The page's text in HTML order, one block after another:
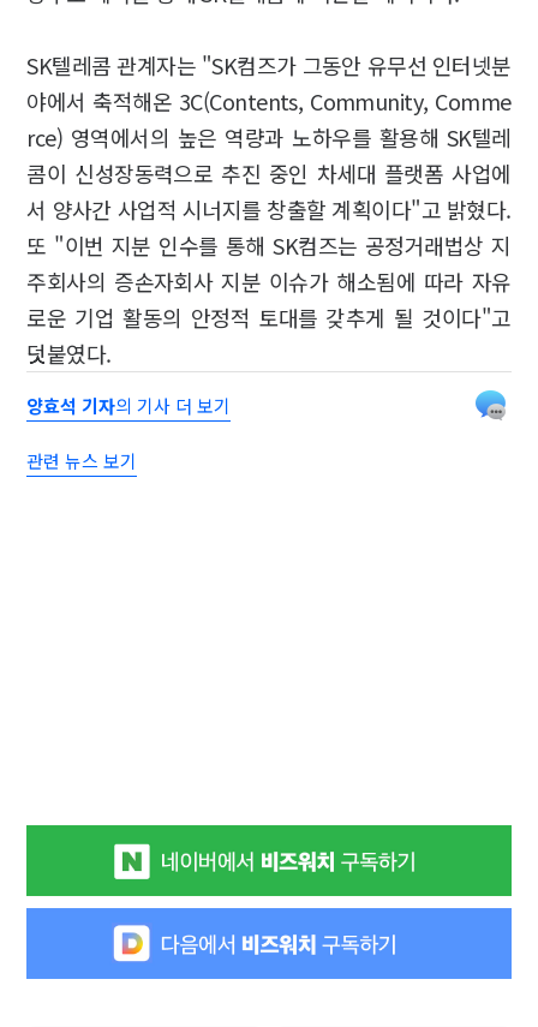
SK텔레콤 관계자는 "SK컴즈가 그동안 유무선 인터넷분
야에서 축적해온 3C(Contents, Community, Comme
rce) 영역에서의 높은 역량과 노하우를 활용해 SK텔레
콤이 신성장동력으로 추진 중인 차세대 플랫폼 사업에
서 양사간 사업적 시너지를 창출할 계획이다"고 밝혔다.
또 "이번 지분 인수를 통해 SK컴즈는 공정거래법상 지
주회사의 증손자회사 지분 이슈가 해소됨에 따라 자유
로운 기업 활동의 안정적 토대를 갖추게 될 것이다"고
덧붙였다.
양효석 기자의 기사 더 보기
관련 뉴스 보기